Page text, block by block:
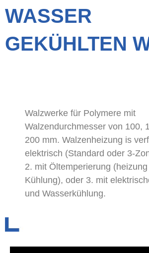
WASSER
GEKÜHLTEN
Walzwerke für Polymere mit
Walzendurchmesser von 100,
200 mm. Walzenheizung is
elektrisch (Standard oder 3-
2. mit Öltemperierung
Kühlung), oder 3. mit
und Wasserkühlung.